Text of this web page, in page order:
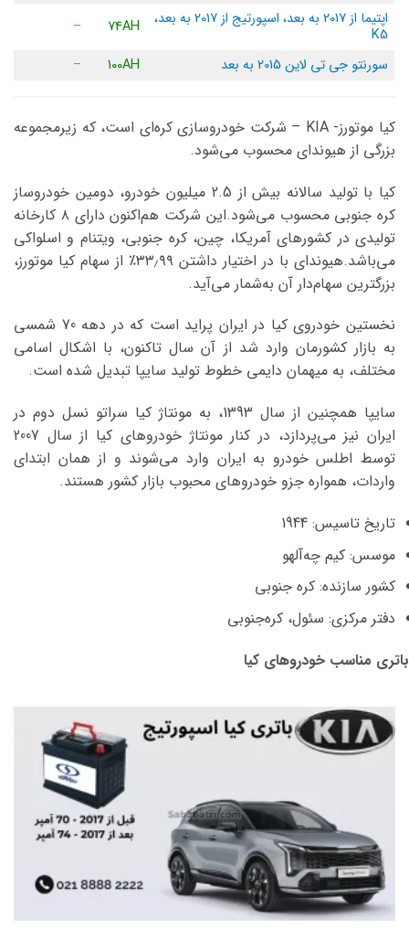
اپتیما از 2017 به بعد، اسپورتیج از 2017 به بعد،
K5
74AH
–
سورنتو جی تی لاین 2015 به بعد
100AH
–
کیا موتورز- KIA – شرکت خودروسازی کره‌ای است، که زیرمجموعه‌
بزرگی از هیوندای محسوب می‌شود.
کیا با تولید سالانه بیش از 2.5 میلیون خودرو، دومین خودروساز
کره جنوبی محسوب می‌شود.این شرکت هم‌اکنون دارای ۸ کارخانه
تولیدی در کشورهای آمریکا، چین، کره جنوبی، ویتنام و اسلواکی
می‌باشد.هیوندای با در اختیار داشتن ۳۳٫۹۹٪ از سهام کیا موتورز،
بزرگترین سهام‌دار آن به‌شمار می‌آید.
نخستین خودروی کیا در ایران پراید است که در دهه 70 شمسی
به بازار کشورمان وارد شد از آن سال تاکنون، با اشکال اسامی
مختلف، به میهمان دایمی خطوط تولید سایپا تبدیل شده است.
سایپا همچنین از سال 1393، به مونتاژ کیا سراتو نسل دوم در
ایران نیز می‌پردازد، در کنار مونتاژ خودروهای کیا از سال 2007
توسط اطلس خودرو به ایران وارد می‌شوند و از همان ابتدای
واردات، همواره جزو خودروهای محبوب بازار کشور هستند.
تاریخ تاسیس: 1944
موسس: کیم چه‌آلهو
کشور سازنده: کره جنوبی
دفتر مرکزی: سئول، کره‌جنوبی
باتری مناسب خودروهای کیا